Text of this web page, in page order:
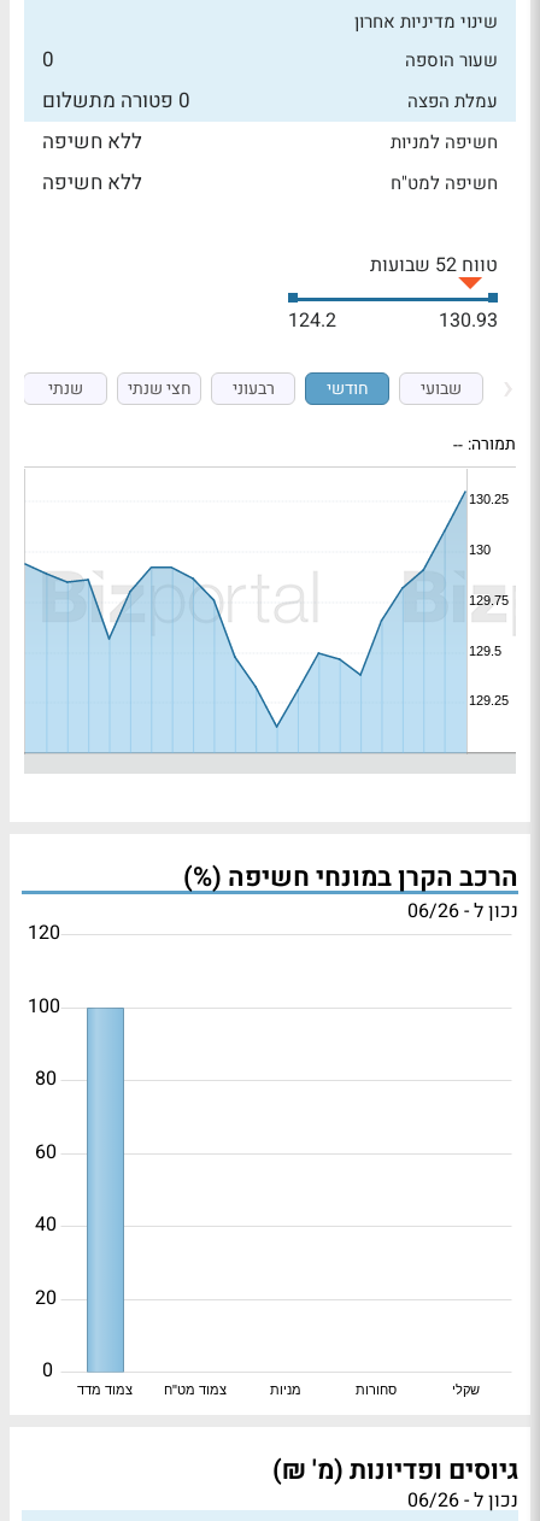
שינוי מדיניות אחרון
שעור הוספה
0
עמלת הפצה 0 פטורה מתשלום
חשיפה למניות ללא חשיפה
חשיפה למט"ח ללא חשיפה
טווח 52 שבועות
130.93
124.2
שבועי חודשי רבעוני חצי שנתי שנתי
תמורה: --
הרכב הקרן במונחי חשיפה (%)
נכון ל - 06/26
צמוד מדד צמוד מט"ח מניות סחורות שקלי
0
20
40
60
80
100
120
גיוסים ופדיונות (מ' ₪)
נכון ל - 06/26